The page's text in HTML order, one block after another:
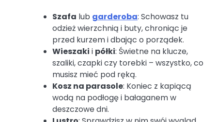
Szafa lub garderoba: Schowasz tu
odzież wierzchnią i buty, chroniąc je
przed kurzem i dbając o porządek.
Wieszaki i półki: Świetne na klucze,
szaliki, czapki czy torebki – wszystko, co
musisz mieć pod ręką.
Kosz na parasole: Koniec z kapiącą
wodą na podłogę i bałaganem w
deszczowe dni.